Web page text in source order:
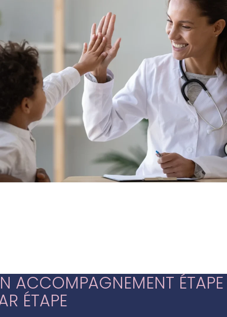
ACCOMPAGNEMENT ÉTAPE
ÉTAPE